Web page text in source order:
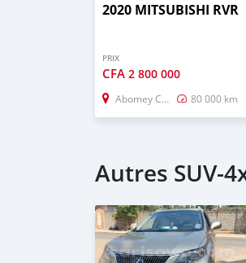
2020 MITSUBISHI RVR
PRIX
CFA 2 800 000
Abomey Calavi 80 000 km
Autres